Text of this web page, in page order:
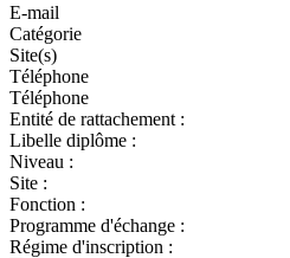
E-mail
Catégorie
Site(s)
Téléphone
Téléphone
Entité de rattachement :
Libelle diplôme :
Niveau :
Site :
Fonction :
Programme d'échange :
Régime d'inscription :